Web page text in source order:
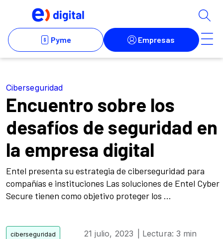
Ciberseguridad
Encuentro sobre los
desafíos de seguridad en
la empresa digital
Entel presenta su estrategia de ciberseguridad para
compañías e instituciones Las soluciones de Entel Cyber
Secure tienen como objetivo proteger los ...
21 julio, 2023 | Lectura: 3 min